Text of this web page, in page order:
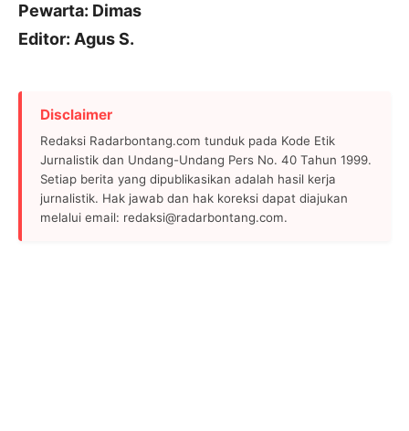
Pewarta: Dimas
Editor: Agus S.
Disclaimer
Redaksi Radarbontang.com tunduk pada Kode Etik
Jurnalistik dan Undang-Undang Pers No. 40 Tahun 1999.
Setiap berita yang dipublikasikan adalah hasil kerja
jurnalistik. Hak jawab dan hak koreksi dapat diajukan
melalui email: redaksi@radarbontang.com.